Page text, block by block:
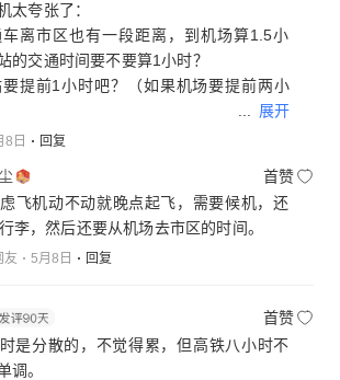
太夸张了：
离市区也有一段距离，到机场算1.5小
的交通时间要不要算1小时？
提前1小时吧？（如果机场要提前两小
铁就是11小时
，大部分地区1小时能到机场，提前到机
小时基本够，怕堵车可以再加半小时。沈
市区不远，到沈阳大部分地方只要40到5
5小时左右就可以了。高铁应该按10小时
展开
8日 回复
首赞
飞机动不动就晚点起飞，需要候机，还
李，然后还要从机场去市区的时间。
友 5月8日 回复
首赞
是分散的，不觉得累，但高铁八小时不
调。